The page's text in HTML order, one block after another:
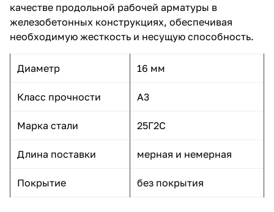
качестве продольной рабочей арматуры в
железобетонных конструкциях, обеспечивая
необходимую жесткость и несущую способность.
Диаметр 16 мм
Класс прочности А3
Марка стали 25Г2С
Длина поставки мерная и немерная
Покрытие без покрытия